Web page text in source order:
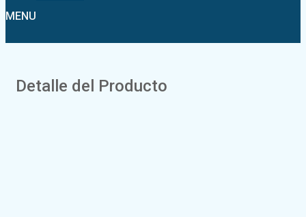
MENU
Detalle del Producto